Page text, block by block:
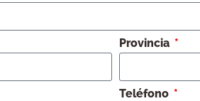
Provincia
Teléfono